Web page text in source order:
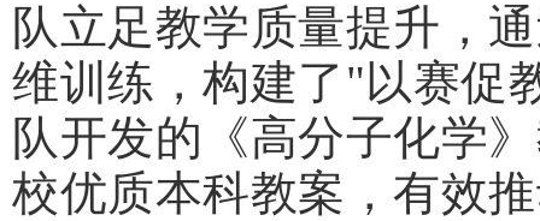
队立足教学质量提升，
维训练，构建了"以赛促
队开发的《高分子化学
校优质本科教案，有效